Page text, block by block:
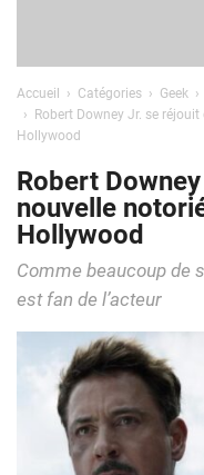
Accueil Catégories Geek
Robert Downey Jr. se
Hollywood
Robert
nouvelle
Hollywood
Comme beaucoup de
est fan de l’acteur